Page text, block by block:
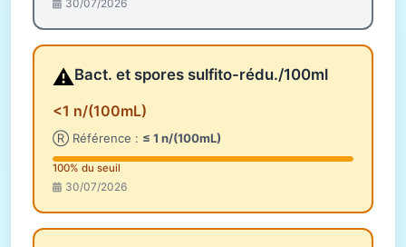
30/07/2026
⚠️Bact. et spores sulfito-rédu./100ml
<1 n/(100mL)
Ⓡ Référence : ≤ 1 n/(100mL)
100% du seuil
30/07/2026